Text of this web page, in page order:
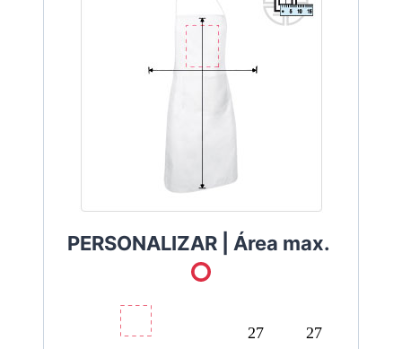
PERSONALIZAR | Área max.
27 27